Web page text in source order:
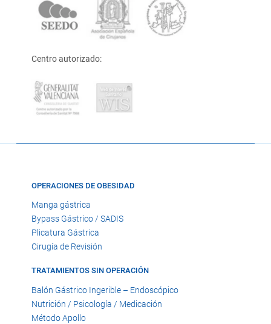
Centro autorizado:
OPERACIONES DE OBESIDAD
Manga gástrica
Bypass Gástrico / SADIS
Plicatura Gástrica
Cirugía de Revisión
TRATAMIENTOS SIN OPERACIÓN
Balón Gástrico Ingerible – Endoscópico
Nutrición / Psicología / Medicación
Método Apollo